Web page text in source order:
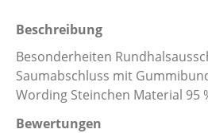
Beschreibung
Besonderheiten
Saumabschluss mit
Wording Steinchen Material 95
Bewertungen